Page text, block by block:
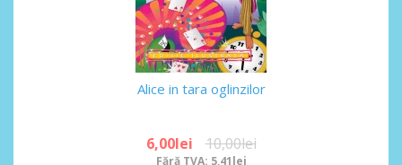
Alice in tara oglinzilor
6,00lei 10,00lei
Fără TVA: 5,41lei